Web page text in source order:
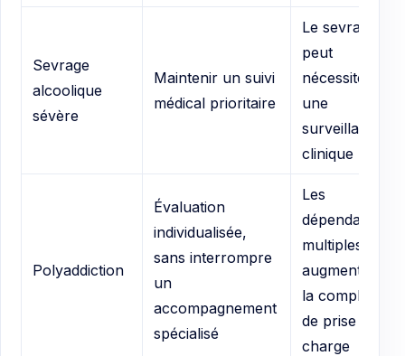
Sevrage
alcoolique
sévère
Maintenir un suivi
médical prioritaire
Le sevrage
peut
nécessiter
une
surveillance
clinique
Polyaddiction
Évaluation
individualisée,
sans interrompre
un
accompagnement
spécialisé
Les
dépendances
multiples
augmentent
la complexité
de prise en
charge